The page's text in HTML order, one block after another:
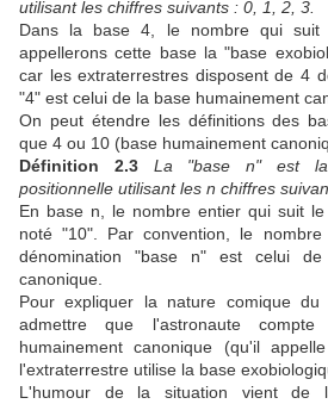
utilisant les chiffres suivants : 0, 1, 2, 3.
Dans la base 4, le nombre qui
appellerons cette base la "base
car les extraterrestres disposent de 4
"4" est celui de la base humainement
On peut étendre les définitions des
que 4 ou 10 (base humainement
Définition 2.3
La "base n" est la
positionnelle utilisant les n chiffres
En base n, le nombre entier qui suit
noté "10". Par convention, le
dénomination "base n" est celui
canonique.
Pour expliquer la nature comique
admettre que l'astronaute
humainement canonique (qu'il
l'extraterrestre utilise la base
L'humour de la situation vient de